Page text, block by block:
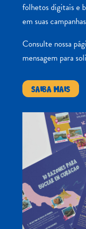
folhetos digitais e
em suas
Consulte nossa
mensagem para
SAIBA MAIS